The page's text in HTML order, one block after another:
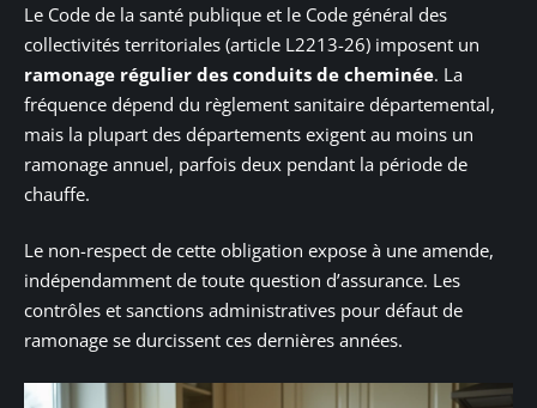
Le Code de la santé publique et le Code général des
collectivités territoriales (article L2213-26) imposent un
ramonage régulier des conduits de cheminée. La
fréquence dépend du règlement sanitaire départemental,
mais la plupart des départements exigent au moins un
ramonage annuel, parfois deux pendant la période de
chauffe.
Le non-respect de cette obligation expose à une amende,
indépendamment de toute question d’assurance. Les
contrôles et sanctions administratives pour défaut de
ramonage se durcissent ces dernières années.